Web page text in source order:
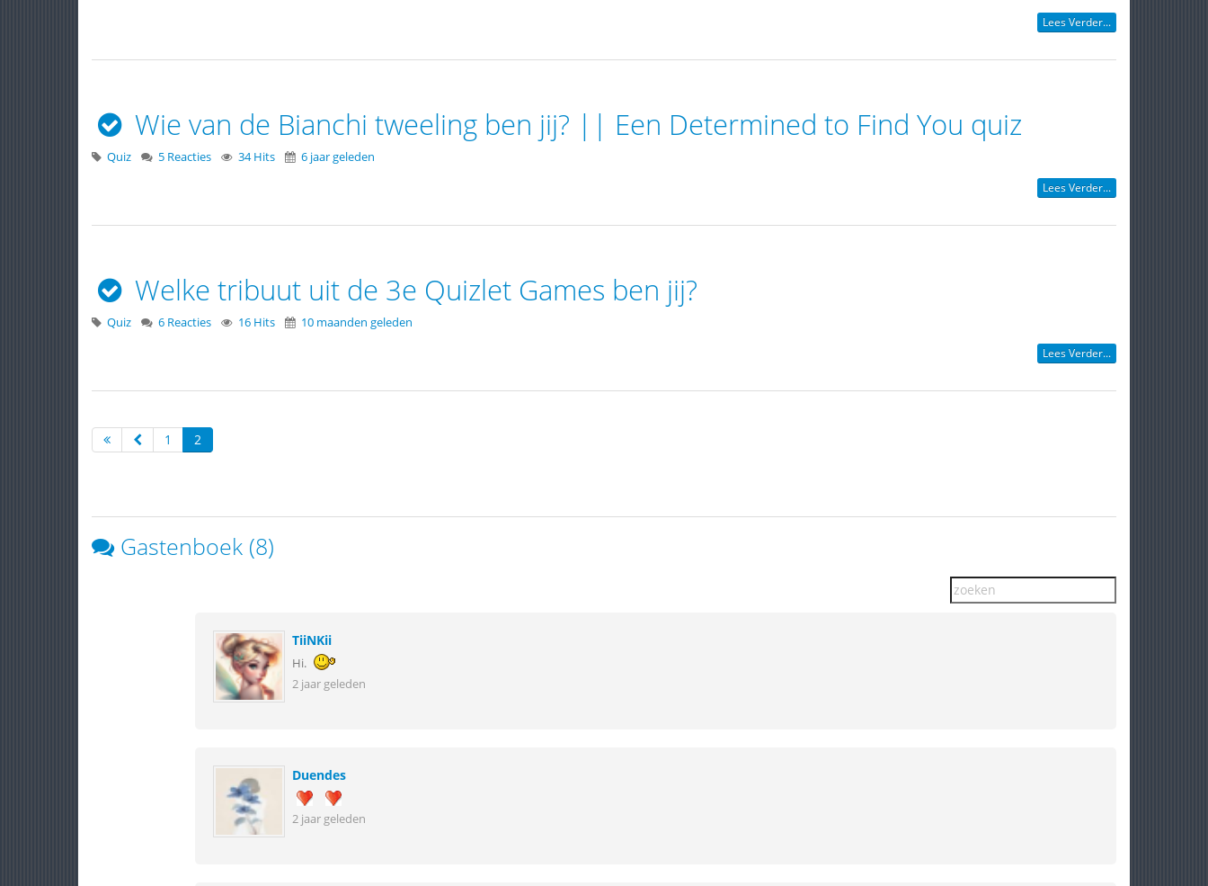
Lees Verder...
Wie van de Bianchi tweeling ben jij? || Een Determined to Find You quiz
Quiz 5 Reacties 34 Hits 6 jaar geleden
Lees Verder...
Welke tribuut uit de 3e Quizlet Games ben jij?
Quiz 6 Reacties 16 Hits 10 maanden geleden
Lees Verder...
1 2
Gastenboek (8)
TiiNKii
Hi.
2 jaar geleden
Duendes
2 jaar geleden